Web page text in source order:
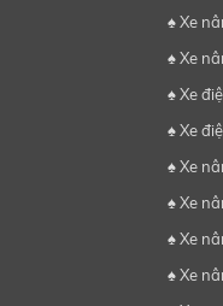
♠ Xe
♠ Xe
♠ Xe
♠ Xe
♠ Xe
♠ Xe
♠ Xe
♠ Xe